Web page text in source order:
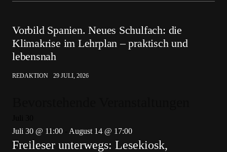
Vorbild Spanien. Neues Schulfach: die
Klimakrise im Lehrplan – praktisch und
lebensnah
REDAKTION 29 JULI, 2026
Juli 30 @ 11:00
August 14 @ 17:00
Freileser unterwegs: Lesekiosk,